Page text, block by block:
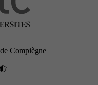
Compiègne